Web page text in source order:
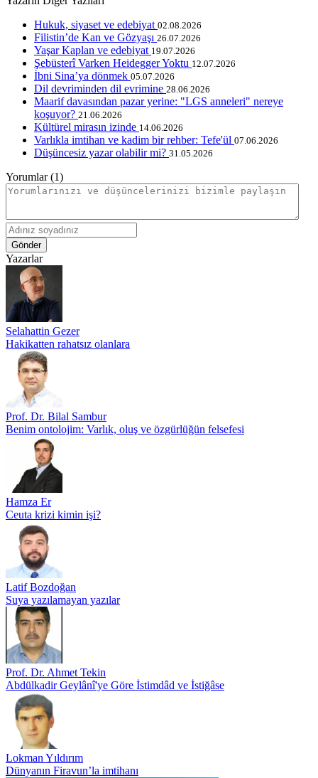
Hukuk, siyaset ve edebiyat 02.08.2026
Filistin’de Kan ve Gözyaşı 26.07.2026
Yaşar Kaplan ve edebiyat 19.07.2026
Şebüsterî Varken Heidegger Yoktu 12.07.2026
İbni Sina’ya dönmek 05.07.2026
Dil devriminden dil evrimine 28.06.2026
Maarif davasından pazar yerine: "LGS anneleri" nereye
koşuyor? 21.06.2026
Kültürel mirasın izinde 14.06.2026
Varlıkla imtihan ve kadim bir rehber: Tefe'ül 07.06.2026
Düşüncesiz yazar olabilir mi? 31.05.2026
Yorumlar (1)
Gönder
Yazarlar
Selahattin Gezer
Hakikatten rahatsız olanlara
Prof. Dr. Bilal Sambur
Benim ontolojim: Varlık, oluş ve özgürlüğün felsefesi
Hamza Er
Ceuta krizi kimin işi?
Latif Bozdoğan
Suya yazılamayan yazılar
Prof. Dr. Ahmet Tekin
Abdülkadir Geylânî'ye Göre İstimdâd ve İstiğâse
Lokman Yıldırım
Dünyanın Firavun’la imtihanı